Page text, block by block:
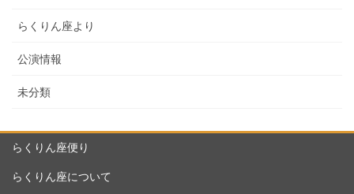
らくりん座より
公演情報
未分類
らくりん座便り
らくりん座について